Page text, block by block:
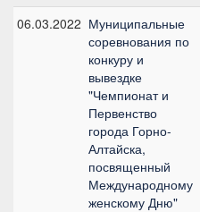
06.03.2022 Муниципальные
соревнования по
конкуру и
вывездке
"Чемпионат и
Первенство
города Горно-
Алтайска,
посвященный
Международному
женскому Дню"